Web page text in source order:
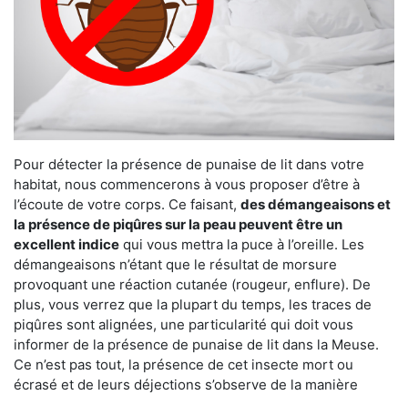
Pour détecter la présence de punaise de lit dans votre
habitat, nous commencerons à vous proposer d’être à
l’écoute de votre corps. Ce faisant, des démangeaisons et
la présence de piqûres sur la peau peuvent être un
excellent indice qui vous mettra la puce à l’oreille. Les
démangeaisons n’étant que le résultat de morsure
provoquant une réaction cutanée (rougeur, enflure). De
plus, vous verrez que la plupart du temps, les traces de
piqûres sont alignées, une particularité qui doit vous
informer de la présence de punaise de lit dans la Meuse.
Ce n’est pas tout, la présence de cet insecte mort ou
écrasé et de leurs déjections s’observe de la manière